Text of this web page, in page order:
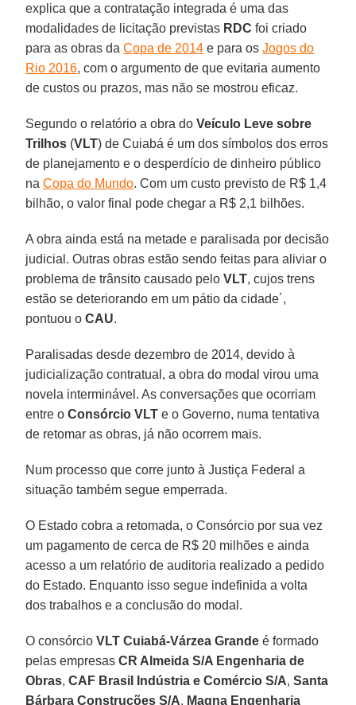
explica que a contratação integrada é uma das
modalidades de licitação previstas RDC foi criado
para as obras daCopa de 2014 e para osJogos do
Rio 2016, com o argumento de que evitaria aumento
de custos ou prazos, mas não se mostrou eficaz.
Segundo o relatório a obra doVeículo Leve sobre
Trilhos (VLT) de Cuiabá é um dos símbolos dos erros
de planejamento e o desperdício de dinheiro público
naCopa do Mundo. Com um custo previsto de R$ 1,4
bilhão, o valor final pode chegar a R$ 2,1 bilhões.
A obra ainda está na metade e paralisada por decisão
judicial. Outras obras estão sendo feitas para aliviar o
problema de trânsito causado peloVLT, cujos trens
estão se deteriorando em um pátio da cidade´,
pontuou oCAU.
Paralisadas desde dezembro de 2014, devido à
judicialização contratual, a obra do modal virou uma
novela interminável. As conversações que ocorriam
entre oConsórcio VLT e o Governo, numa tentativa
de retomar as obras, já não ocorrem mais.
Num processo que corre junto à Justiça Federal a
situação também segue emperrada.
O Estado cobra a retomada, o Consórcio por sua vez
um pagamento de cerca de R$ 20 milhões e ainda
acesso a um relatório de auditoria realizado a pedido
do Estado. Enquanto isso segue indefinida a volta
dos trabalhos e a conclusão do modal.
O consórcioVLT Cuiabá-Várzea Grande é formado
pelas empresasCR Almeida S/A Engenharia de
Obras,CAF Brasil Indústria e Comércio S/A,Santa
Bárbara Construções S/A, Magna Engenharia